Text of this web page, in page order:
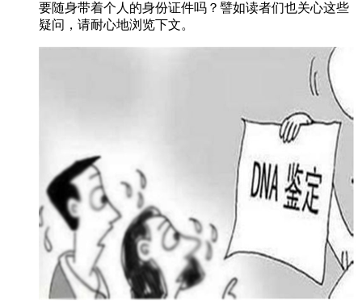
要随身带着个人的身份证件吗？譬如读者们也关心这些
疑问，请耐心地浏览下文。